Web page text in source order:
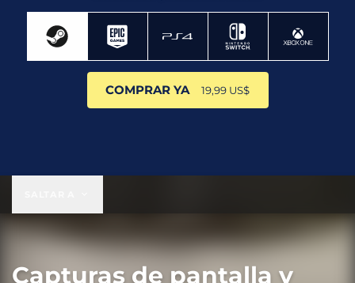
COMPRAR YA 19,99 US$
Capturas de pantalla y